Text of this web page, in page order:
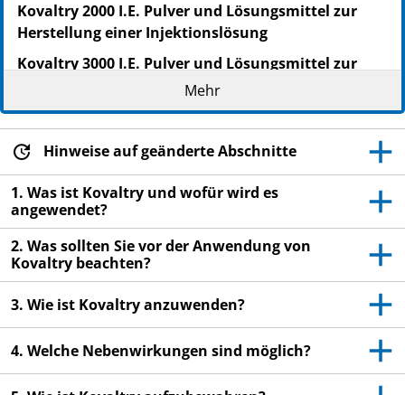
Kovaltry 2000 I.E. Pulver und Lösungsmittel zur
Herstellung einer Injektionslösung
Kovaltry 3000 I.E. Pulver und Lösungsmittel zur
Herstellung einer Injektionslösung
Octocog alfa (Rekombinanter humaner
durch, bevor Sie mit der Anwendung dieses
Arzneimittels beginnen, denn sie enthält wichtige
Informationen.
Heben Sie die Packungsbeilage auf. Vielleicht
möchten Sie diese später nochmals lesen.
Wenn Sie weitere Fragen haben, wenden Sie sich
an Ihren Arzt oder Apotheker.
Dieses Arzneimittel wurde Ihnen persönlich
verschrieben. Geben Sie es nicht an Dritte weiter.
Mehr
Hinweise auf geänderte Abschnitte
1. Was ist Kovaltry und wofür wird es
angewendet?
2. Was sollten Sie vor der Anwendung von
Kovaltry beachten?
3. Wie ist Kovaltry anzuwenden?
4. Welche Nebenwirkungen sind möglich?